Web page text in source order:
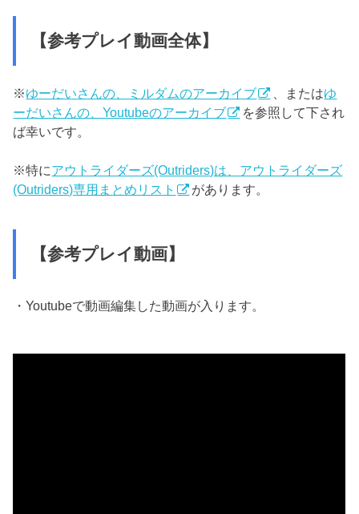
【参考プレイ動画全体】
※ゆーだいさんの、ミルダムのアーカイブ 、またはゆ
ーだいさんの、Youtubeのアーカイブ
を参照して下され
ば幸いです。
※特にアウトライダーズ(Outriders)は、アウトライダーズ
(Outriders)専用まとめリスト
があります。
【参考プレイ動画】
・Youtubeで動画編集した動画が入ります。